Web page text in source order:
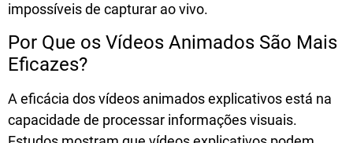
impossíveis de capturar ao vivo.
Por Que os Vídeos Animados São Mais
Eficazes?
A eficácia dosvídeos animados explicativosestá na
capacidade de processar informações visuais.